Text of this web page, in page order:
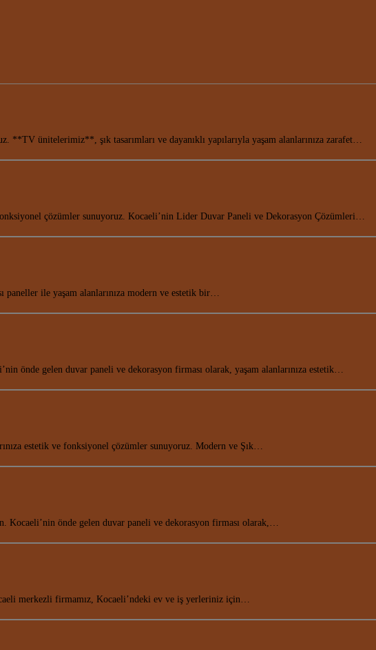
ünitelerimiz**, şık tasarımları ve dayanıklı yapılarıyla yaşam alanlarınıza zarafet…
çözümler sunuyoruz. Kocaeli’nin Lider Duvar Paneli ve Dekorasyon Çözümleri…
paneller ile yaşam alanlarınıza modern ve estetik bir…
önde gelen duvar paneli ve dekorasyon firması olarak, yaşam alanlarınıza estetik…
estetik ve fonksiyonel çözümler sunuyoruz. Modern ve Şık…
Kocaeli’nin önde gelen duvar paneli ve dekorasyon firması olarak,…
merkezli firmamız, Kocaeli’ndeki ev ve iş yerleriniz için…